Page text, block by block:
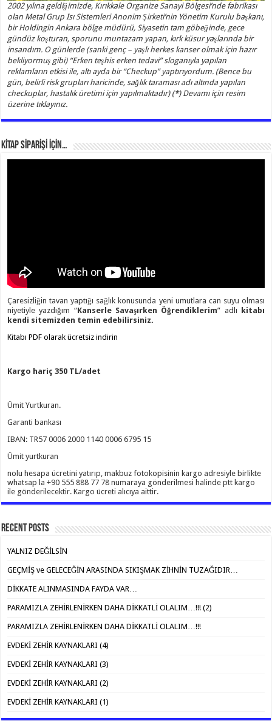
2002 yılına geldiğimizde, Kırıkkale Organize Sanayi Bölgesi’nde fabrikası
olan Metal Grup Isı Sistemleri Anonim Şirketi’nin Yönetim Kurulu başkanı,
bir Holdingin Ankara bölge müdürü, Siyasetin tam göbeğinde, gece
gündüz koşturan, sporunu muntazam yapan, kırk küsur yaşlarında bir
insandım. O günlerde (sanki genç – yaşlı herkes kanser olmak için hazır
bekliyormuş gibi) “Erken teşhis erken tedavi” sloganıyla yapılan
reklamların etkisi ile, altı ayda bir “Checkup” yaptırıyordum. (Bence bu
gün, belirli risk grupları haricinde, sağlık taraması adı altında yapılan
checkuplar, hastalık üretimi için yapılmaktadır) (*) Devamı için resim
üzerine tıklayınız.
KİTAP SİPARİŞİ İÇİN…
Çaresizliğin tavan yaptığı sağlık konusunda yeni umutlara can suyu olması
niyetiyle yazdığım “Kanserle Savaşırken Öğrendiklerim” adlı kitabı
kendi sitemizden temin edebilirsiniz.
Kitabı PDF olarak ücretsiz indirin
Kargo hariç 350 TL/adet
Ümit Yurtkuran.
Garanti bankası
IBAN: TR57 0006 2000 1140 0006 6795 15
Ümit yurtkuran
nolu hesapa ücretini yatırıp, makbuz fotokopisinin kargo adresiyle birlikte
whatsap la +90 555 888 77 78 numaraya gönderilmesi halinde ptt kargo
ile gönderilecektir. Kargo ücreti alıcıya aittir.
Recent Posts
YALNIZ DEĞİLSİN
GEÇMİŞ ve GELECEĞİN ARASINDA SIKIŞMAK ZİHNİN TUZAĞIDIR…
DİKKATE ALINMASINDA FAYDA VAR…
PARAMIZLA ZEHİRLENİRKEN DAHA DİKKATLİ OLALIM…!!! (2)
PARAMIZLA ZEHİRLENİRKEN DAHA DİKKATLİ OLALIM…!!!
EVDEKİ ZEHİR KAYNAKLARI (4)
EVDEKİ ZEHİR KAYNAKLARI (3)
EVDEKİ ZEHİR KAYNAKLARI (2)
EVDEKİ ZEHİR KAYNAKLARI (1)